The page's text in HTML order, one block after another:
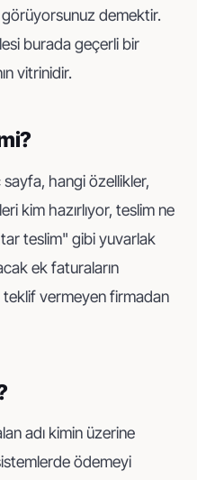
görüyorsunuz demektir.
burada geçerli bir
vitrinidir.
hangi özellikler,
kim hazırlıyor, teslim ne
teslim" gibi yuvarlak
ek faturaların
teklif vermeyen firmadan
adı kimin üzerine
ödemeyi